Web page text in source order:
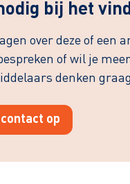
bij het
over deze of een
of wil je
denken
op